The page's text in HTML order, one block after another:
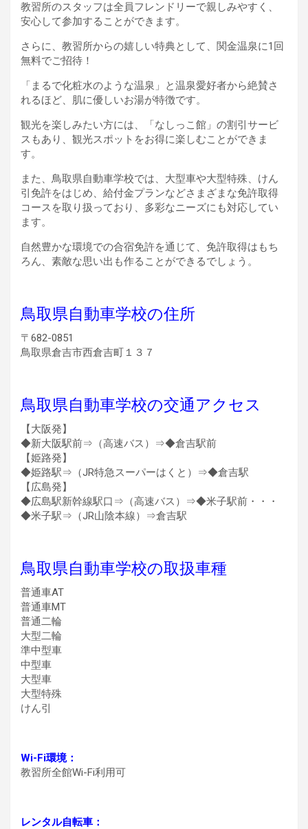
教習所のスタッフは全員フレンドリーで親しみやすく、
安心して参加することができます。
さらに、教習所からの嬉しい特典として、関金温泉に1回
無料でご招待！
「まるで化粧水のような温泉」と温泉愛好者から絶賛さ
れるほど、肌に優しいお湯が特徴です。
観光を楽しみたい方には、「なしっこ館」の割引サービ
スもあり、観光スポットをお得に楽しむことができま
す。
また、鳥取県自動車学校では、大型車や大型特殊、けん
引免許をはじめ、給付金プランなどさまざまな免許取得
コースを取り扱っており、多彩なニーズにも対応してい
ます。
自然豊かな環境での合宿免許を通じて、免許取得はもち
ろん、素敵な思い出も作ることができるでしょう。
鳥取県自動車学校の住所
〒682-0851
鳥取県倉吉市西倉吉町１３７
鳥取県自動車学校の交通アクセス
【大阪発】
◆新大阪駅前⇒（高速バス）⇒◆倉吉駅前
【姫路発】
◆姫路駅⇒（JR特急スーパーはくと）⇒◆倉吉駅
【広島発】
◆広島駅新幹線駅口⇒（高速バス）⇒◆米子駅前・・・
◆米子駅⇒（JR山陰本線）⇒倉吉駅
鳥取県自動車学校の取扱車種
普通車AT
普通車MT
普通二輪
大型二輪
準中型車
中型車
大型車
大型特殊
けん引
Wi-Fi環境：
教習所全館Wi-Fi利用可
レンタル自転車：